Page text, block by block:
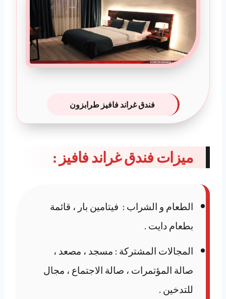
فندق غراند فافيز طرابزون
ميزات فندق غراند فافيز :
الطعام و الشراب : فيتامين بار ، قائمة
بطعام دايت .
المجالات المشتركة : مسجد ، مصعد ،
صالة المؤتمرات ، صالة الاجتماع ، مجال
للتدخين .